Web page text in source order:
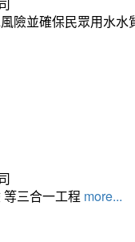
險並確保民眾用水
三合一工程 more...